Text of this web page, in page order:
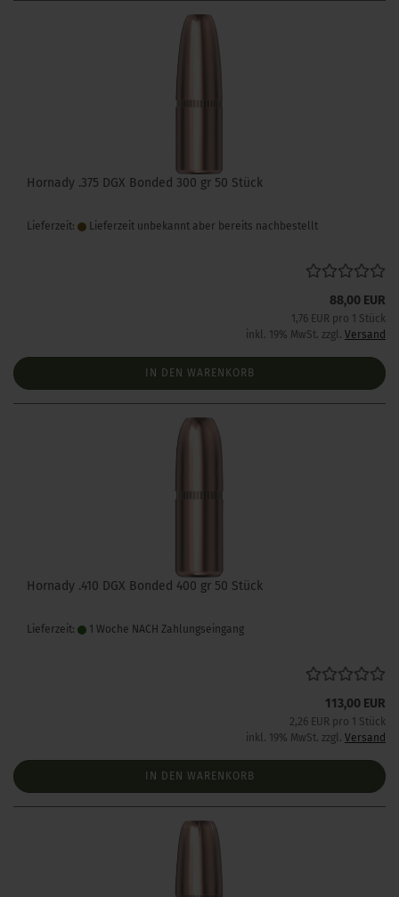
Hornady .375 DGX Bonded 300 gr 50 Stück
Lieferzeit: Lieferzeit unbekannt aber bereits nachbestellt
88,00 EUR
1,76 EUR pro 1 Stück
inkl. 19% MwSt. zzgl. Versand
IN DEN WARENKORB
Hornady .410 DGX Bonded 400 gr 50 Stück
Lieferzeit: 1 Woche NACH Zahlungseingang
113,00 EUR
2,26 EUR pro 1 Stück
inkl. 19% MwSt. zzgl. Versand
IN DEN WARENKORB